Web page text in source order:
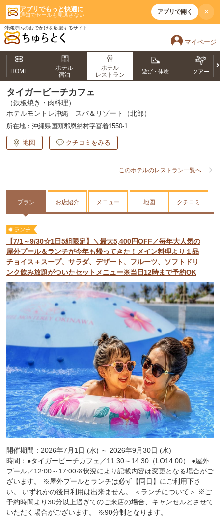
アプリでもっと快適に
通知でセールも見逃さない アプリで開く ×
沖縄県民のおでかけを応援するサイト
マイページ
HOME
ホテル
宿泊
ホテル
レストラン
遊び・体験 ツアー
タイガービーチカフェ
（鉄板焼き・肉料理）
ホテルモントレ沖縄 スパ＆リゾート（北部）
所在地： 沖縄県国頭郡恩納村字冨着1550-1
地図 クチコミをみる
このホテルのレストラン一覧へ
プラン お店紹介 メニュー 地図 クチコミ
【7/1～9/30☆1日5組限定】＼最大5,400円OFF／毎年大人気の
屋外プール＆ランチが今年も帰ってきた！メイン料理より１品
チョイス＋スープ、サラダ、デザート、フルーツ、ソフトドリ
ンク飲み放題がついたセットメニュー※当日12時まで予約OK
開催期間：2026年7月1日 (水) ～ 2026年9月30日 (水)
時間：●タイガービーチカフェ／11:30～14:30（LO14:00） ●屋外
プール／12:00～17:00※状況により記載内容は変更となる場合がご
ざいます。 ※屋外プールとランチは必ず【同日】にご利用下さ
い。 いずれかの後日利用は出来ません。 ＜ランチについて＞ ※ご
予約時間より30分以上過ぎてのご来店の場合、キャンセルとさせて
いただく場合がございます。 ※90分制となります。